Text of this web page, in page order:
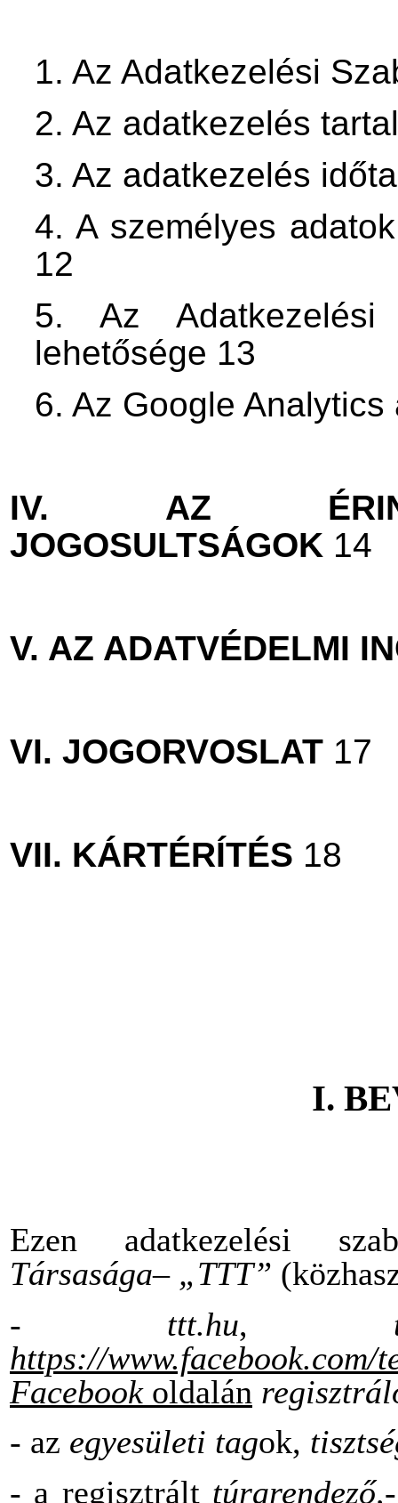
1. Az Adatkezelési
2. Az adatkezelés
3. Az adatkezelés
4. A személyes
12
5. Az Adatkezelési
lehetősége 13
6. Az Google
IV. AZ
JOGOSULTSÁGOK 14
V. AZ ADATVÉDELMI
VI. JOGORVOSLAT 17
VII. KÁRTÉRÍTÉS 18
I.
Ezen adatkezelési
Társasága– „TTT”
- ttt.hu,
https://www.facebook.com/
Facebook oldalán
- az egyesületi tagok,
- a regisztrált